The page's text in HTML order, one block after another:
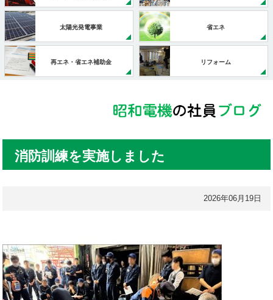
太陽光発電事業 省エネ
再エネ・省エネ補助金 リフォーム
消防訓練を実施しました
2026年06月19日